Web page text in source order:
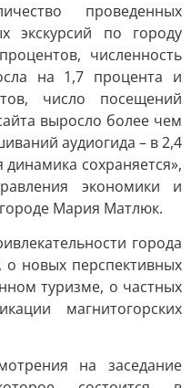
проведенных
экскурсий по городу
численность
на 1,7 процента и
число посещений
выросло более чем
аудиогида – в 2,4
сохраняется»,
экономики и
Мария Матлюк.
города
о новых перспективных
туризме, о частных
магнитогорских
на заседание